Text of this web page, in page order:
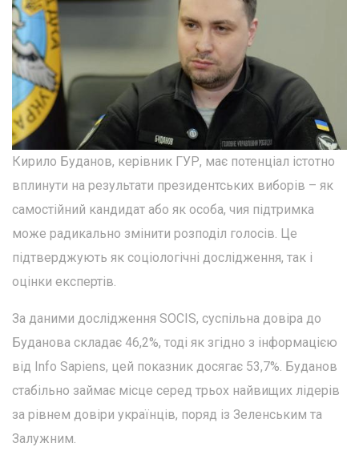
Кирило Буданов, керівник ГУР, має потенціал істотно
вплинути на результати президентських виборів – як
самостійний кандидат або як особа, чия підтримка
може радикально змінити розподіл голосів. Це
підтверджують як соціологічні дослідження, так і
оцінки експертів.
За даними дослідження SOCIS, суспільна довіра до
Буданова складає 46,2%, тоді як згідно з інформацією
від Info Sapiens, цей показник досягає 53,7%. Буданов
стабільно займає місце серед трьох найвищих лідерів
за рівнем довіри українців, поряд із Зеленським та
Залужним.